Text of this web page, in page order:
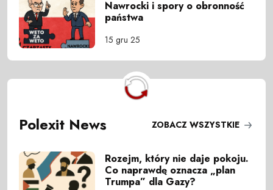
Nawrocki i spory o obronność
państwa
15 gru 25
Polexit News ZOBACZ WSZYSTKIE
Rozejm, który nie daje pokoju.
Co naprawdę oznacza „plan
Trumpa” dla Gazy?